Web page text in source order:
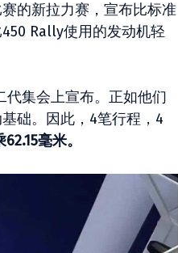
的新拉力赛，宣布比标准
Rally使用的发动机轻
集会上宣布。正如他们
础。因此，4笔行程，4
毫米。